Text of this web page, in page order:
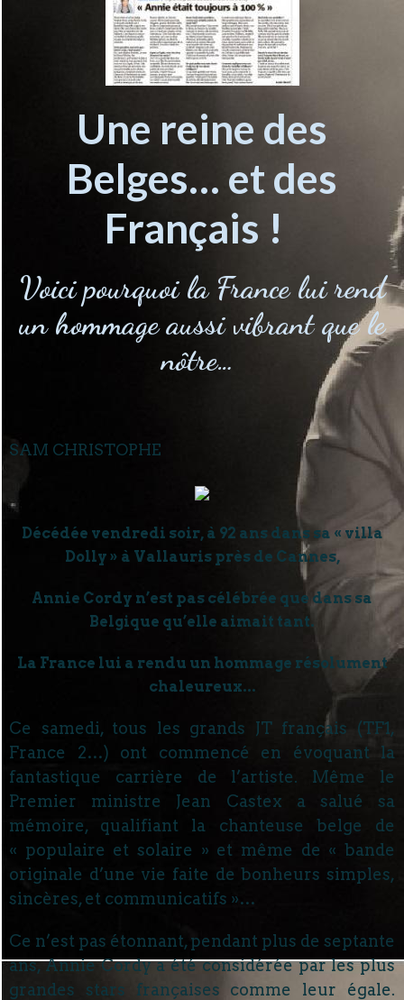
Une reine des
Belges… et des
Français !
Voici pourquoi la France lui rend
un hommage aussi vibrant que le
nôtre…
SAM CHRISTOPHE
Décédée vendredi soir, à 92 ans dans sa « villa
Dolly » à Vallauris près de Cannes,
Annie Cordy n’est pas célébrée que dans sa
Belgique qu’elle aimait tant.
La France lui a rendu un hommage résolument
chaleureux...
Ce samedi, tous les grands JT français (TF1,
France 2…) ont commencé en évoquant la
fantastique carrière de l’artiste. Même le
Premier ministre Jean Castex a salué sa
mémoire, qualifiant la chanteuse belge de
« populaire et solaire » et même de « bande
originale d’une vie faite de bonheurs simples,
sincères, et communicatifs »…
Ce n’est pas étonnant, pendant plus de septante
ans, Annie Cordy a été considérée par les plus
grandes stars françaises comme leur égale.